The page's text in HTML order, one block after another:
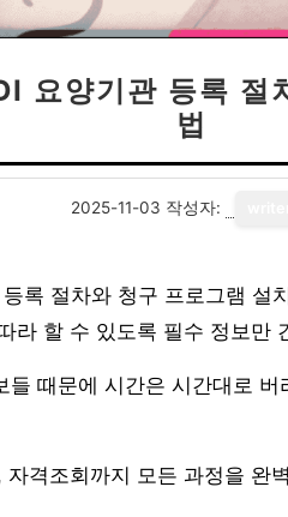
요양기관 등록 절
법
2025-11-03 작성자:
록 절차와 청구 프로그램 설
라 할 수 있도록 필수 정보만
들 때문에 시간은 시간대로
격조회까지 모든 과정을 완